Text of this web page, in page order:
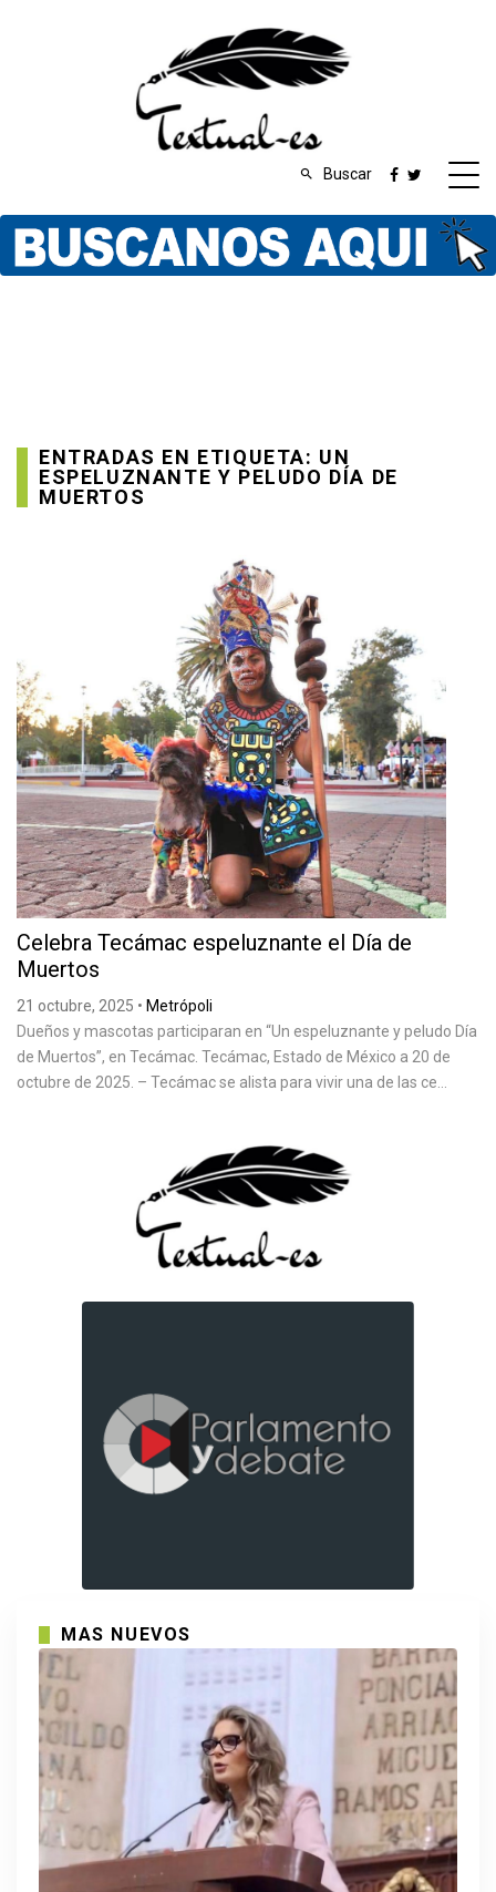
Buscar
ENTRADAS EN ETIQUETA: UN
ESPELUZNANTE Y PELUDO DÍA DE
MUERTOS
Celebra Tecámac espeluznante el Día de
Muertos
21 octubre, 2025 • Metrópoli
Dueños y mascotas participaran en “Un espeluznante y peludo Día
de Muertos”, en Tecámac. Tecámac, Estado de México a 20 de
octubre de 2025. – Tecámac se alista para vivir una de las ce...
MAS NUEVOS